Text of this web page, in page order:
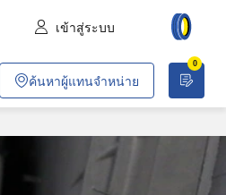
เข้าสู่ระบบ
าร
ะอุตสาหกรรม
0
ค้นหาผู้แทนจำหน่าย